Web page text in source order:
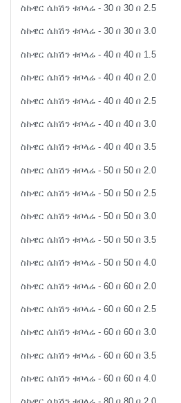
ስኩዌር ሴክሽን ቱቦላሬ - 30 በ 30 በ 2.5
ስኩዌር ሴክሽን ቱቦላሬ - 30 በ 30 በ 3.0
ስኩዌር ሴክሽን ቱቦላሬ - 40 በ 40 በ 1.5
ስኩዌር ሴክሽን ቱቦላሬ - 40 በ 40 በ 2.0
ስኩዌር ሴክሽን ቱቦላሬ - 40 በ 40 በ 2.5
ስኩዌር ሴክሽን ቱቦላሬ - 40 በ 40 በ 3.0
ስኩዌር ሴክሽን ቱቦላሬ - 40 በ 40 በ 3.5
ስኩዌር ሴክሽን ቱቦላሬ - 50 በ 50 በ 2.0
ስኩዌር ሴክሽን ቱቦላሬ - 50 በ 50 በ 2.5
ስኩዌር ሴክሽን ቱቦላሬ - 50 በ 50 በ 3.0
ስኩዌር ሴክሽን ቱቦላሬ - 50 በ 50 በ 3.5
ስኩዌር ሴክሽን ቱቦላሬ - 50 በ 50 በ 4.0
ስኩዌር ሴክሽን ቱቦላሬ - 60 በ 60 በ 2.0
ስኩዌር ሴክሽን ቱቦላሬ - 60 በ 60 በ 2.5
ስኩዌር ሴክሽን ቱቦላሬ - 60 በ 60 በ 3.0
ስኩዌር ሴክሽን ቱቦላሬ - 60 በ 60 በ 3.5
ስኩዌር ሴክሽን ቱቦላሬ - 60 በ 60 በ 4.0